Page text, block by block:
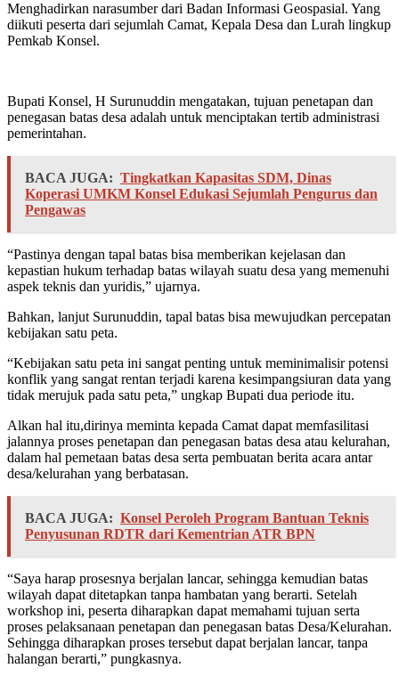
Menghadirkan narasumber dari Badan Informasi Geospasial. Yang
diikuti peserta dari sejumlah Camat, Kepala Desa dan Lurah lingkup
Pemkab Konsel.
Bupati Konsel, H Surunuddin mengatakan, tujuan penetapan dan
penegasan batas desa adalah untuk menciptakan tertib administrasi
pemerintahan.
BACA JUGA: Tingkatkan Kapasitas SDM, Dinas
Koperasi UMKM Konsel Edukasi Sejumlah Pengurus dan
Pengawas
“Pastinya dengan tapal batas bisa memberikan kejelasan dan
kepastian hukum terhadap batas wilayah suatu desa yang memenuhi
aspek teknis dan yuridis,” ujarnya.
Bahkan, lanjut Surunuddin, tapal batas bisa mewujudkan percepatan
kebijakan satu peta.
“Kebijakan satu peta ini sangat penting untuk meminimalisir potensi
konflik yang sangat rentan terjadi karena kesimpangsiuran data yang
tidak merujuk pada satu peta,” ungkap Bupati dua periode itu.
Alkan hal itu,dirinya meminta kepada Camat dapat memfasilitasi
jalannya proses penetapan dan penegasan batas desa atau kelurahan,
dalam hal pemetaan batas desa serta pembuatan berita acara antar
desa/kelurahan yang berbatasan.
BACA JUGA: Konsel Peroleh Program Bantuan Teknis
Penyusunan RDTR dari Kementrian ATR BPN
“Saya harap prosesnya berjalan lancar, sehingga kemudian batas
wilayah dapat ditetapkan tanpa hambatan yang berarti. Setelah
workshop ini, peserta diharapkan dapat memahami tujuan serta
proses pelaksanaan penetapan dan penegasan batas Desa/Kelurahan.
Sehingga diharapkan proses tersebut dapat berjalan lancar, tanpa
halangan berarti,” pungkasnya.